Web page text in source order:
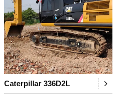
Caterpillar 336D2L